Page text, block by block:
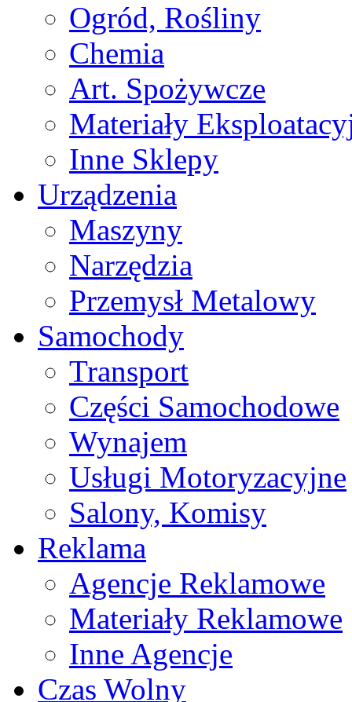
Ogród, Rośliny
Chemia
Art. Spożywcze
Materiały
Inne Sklepy
Urządzenia
Maszyny
Narzędzia
Przemysł Metalowy
Samochody
Transport
Części Samochodowe
Wynajem
Usługi Motoryzacyjne
Salony, Komisy
Reklama
Agencje Reklamowe
Materiały Reklamowe
Inne Agencje
Czas Wolny